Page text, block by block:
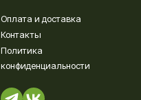
Оплата и доставка
Контакты
Политика
конфиденциальности